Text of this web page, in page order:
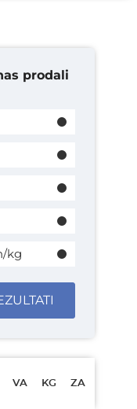
prodali
kg
VA KG ZA